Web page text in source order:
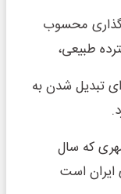
محسوب
طبیعی،
تبدیل شدن به
که سال
است